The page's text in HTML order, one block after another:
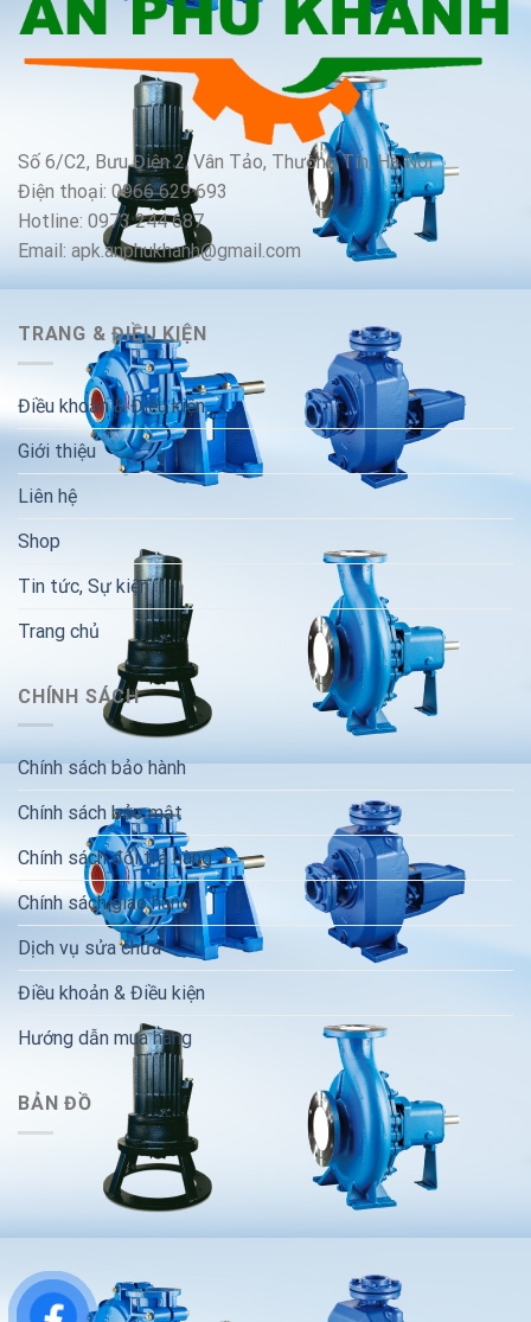
Số 6/C2, Bưu Điện 2, Vân Tảo, Thường Tín, Hà Nội
Điện thoại: 0966 629 693
Hotline: 0973 244 687
Email: apk.anphukhanh@gmail.com
TRANG & ĐIỀU KIỆN
Điều khoản & Điều kiện
Giới thiệu
Liên hệ
Shop
Tin tức, Sự kiện
Trang chủ
CHÍNH SÁCH
Chính sách bảo hành
Chính sách bảo mật
Chính sách đổi trả hàng
Chính sách giao hàng
Dịch vụ sửa chữa
Điều khoản & Điều kiện
Hướng dẫn mua hàng
BẢN ĐỒ